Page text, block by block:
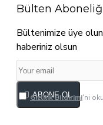
Bülten
Bültenimize üye
haberiniz olsun
ABONE OL
Gizlilik Bildirimi'ni